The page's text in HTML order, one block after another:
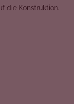
die Konstruktion.